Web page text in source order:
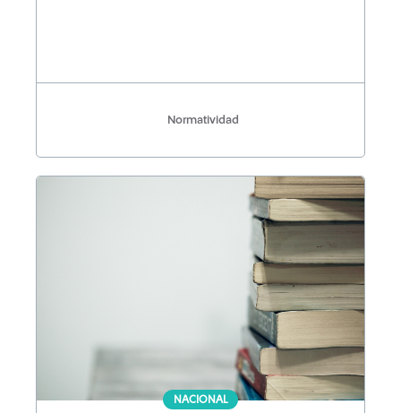
Normatividad
NACIONAL